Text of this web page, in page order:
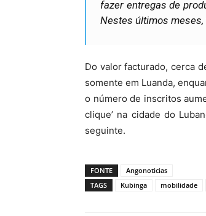
fazer entregas de
Nestes últimos meses,
Do valor facturado, cerca
somente em Luanda,
o número de inscritos
clique’ na cidade do
seguinte.
FONTE
Angonoticias
TAGS
Kubinga mobilidade